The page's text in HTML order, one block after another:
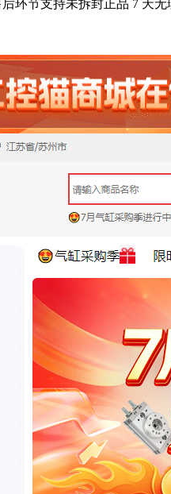
环节支持未拆封正品 7 天